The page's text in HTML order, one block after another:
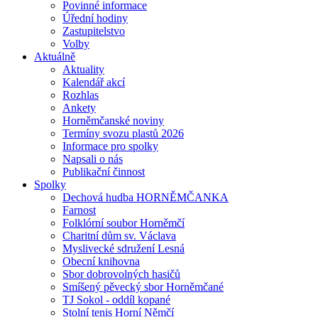
Povinné informace
Úřední hodiny
Zastupitelstvo
Volby
Aktuálně
Aktuality
Kalendář akcí
Rozhlas
Ankety
Horněmčanské noviny
Termíny svozu plastů 2026
Informace pro spolky
Napsali o nás
Publikační činnost
Spolky
Dechová hudba HORNĚMČANKA
Farnost
Folklórní soubor Horněmčí
Charitní dům sv. Václava
Myslivecké sdružení Lesná
Obecní knihovna
Sbor dobrovolných hasičů
Smíšený pěvecký sbor Horněmčané
TJ Sokol - oddíl kopané
Stolní tenis Horní Němčí